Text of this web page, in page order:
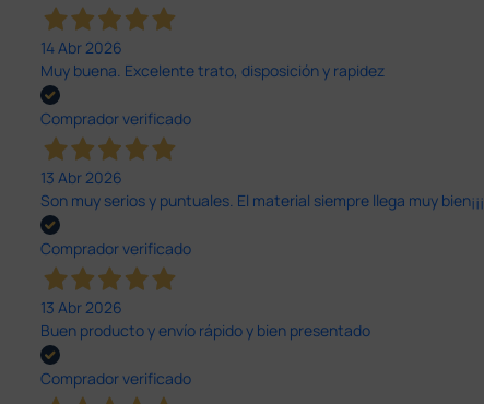
14 Abr 2026
Muy buena. Excelente trato, disposición y rapidez
Comprador verificado
13 Abr 2026
Son muy serios y puntuales. El material siempre llega muy bien¡¡¡
Comprador verificado
13 Abr 2026
Buen producto y envío rápido y bien presentado
Comprador verificado